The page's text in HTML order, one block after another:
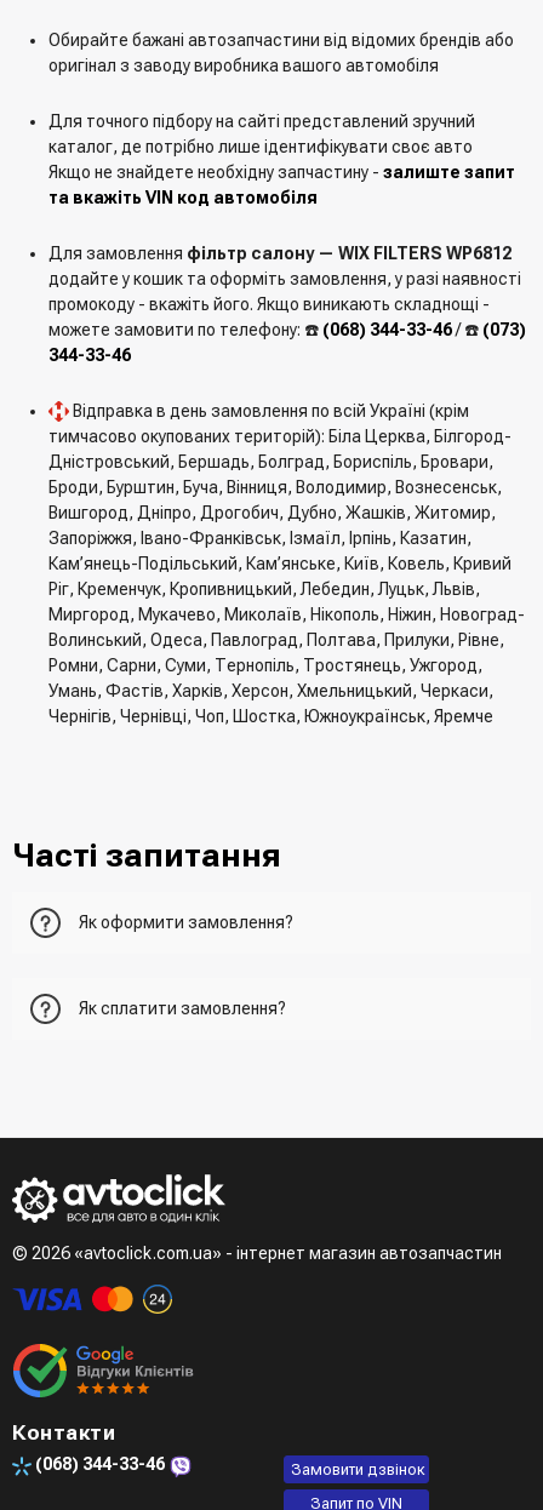
Обирайте бажані автозапчастини від відомих брендів або
оригінал з заводу виробника вашого автомобіля
Для точного підбору на сайті представлений зручний
каталог, де потрібно лише ідентифікувати своє авто
Якщо не знайдете необхідну запчастину - залиште запит
та вкажіть VIN код автомобіля
Для замовлення фільтр салону — WIX FILTERS WP6812
додайте у кошик та оформіть замовлення, у разі наявності
промокоду - вкажіть його. Якщо виникають складнощі -
можете замовити по телефону: ☎️ (068) 344-33-46/ ☎️ (073)
344-33-46
Відправка в день замовлення по всій Україні (крім
тимчасово окупованих територій): Біла Церква, Білгород-
Дністровський, Бершадь, Болград, Бориспіль, Бровари,
Броди, Бурштин, Буча, Вінниця, Володимир, Вознесенськ,
Вишгород, Дніпро, Дрогобич, Дубно, Жашків, Житомир,
Запоріжжя, Івано-Франківськ, Ізмаїл, Ірпінь, Казатин,
Кам’янець-Подільський, Кам’янське, Київ, Ковель, Кривий
Ріг, Кременчук, Кропивницький, Лебедин, Луцьк, Львів,
Миргород, Мукачево, Миколаїв, Нікополь, Ніжин, Новоград-
Волинський, Одеса, Павлоград, Полтава, Прилуки, Рівне,
Ромни, Сарни, Суми, Тернопіль, Тростянець, Ужгород,
Умань, Фастів, Харків, Херсон, Хмельницький, Черкаси,
Чернігів, Чернівці, Чоп, Шостка, Южноукраїнськ, Яремче
Часті запитання
Як оформити замовлення?
нього та вказати всю необхідну інформацію про
зателефонує менеджер для підтвердження та уточнення
Третій варіант - зробити замовлення в телефонному
Четвертий варіант - замовити через доступні месенджери
(viber, telegram)
Як сплатити замовлення?
© 2026 «avtoclick.com.ua» - інтернет магазин автозапчастин
Контакти
(068) 344-33-46
Замовити дзвінок
Запит по VIN